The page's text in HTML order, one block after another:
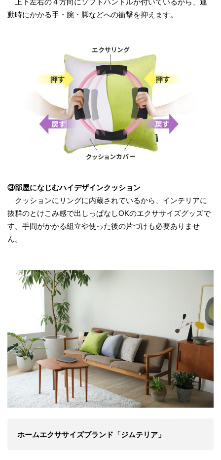
上下左右の４方向にソフトハンドルが付いているから、運
動時にかかる手・腕・脚などへの衝撃を抑えます。
③部屋になじむハイデザインクッション
クッションにリングに内蔵されているから、インテリアに
抜群のとけこみ感で出しっぱなしOKのエクササイズグッズで
す。手間がかかる組立や使った後の片づけも必要ありませ
ん。
ホームエクササイズブランド「ジムテリア」